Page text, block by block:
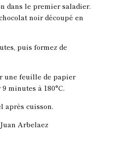
dans le premier saladier.
noir découpé en
puis formez de
une feuille de papier
minutes à 180°C.
après cuisson.
Arbelaez